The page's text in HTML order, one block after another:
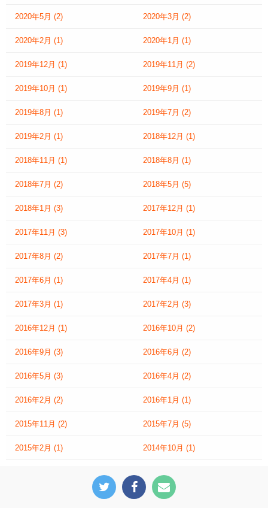
2020年5月 (2) 2020年3月 (2)
2020年2月 (1) 2020年1月 (1)
2019年12月 (1) 2019年11月 (2)
2019年10月 (1) 2019年9月 (1)
2019年8月 (1) 2019年7月 (2)
2019年2月 (1) 2018年12月 (1)
2018年11月 (1) 2018年8月 (1)
2018年7月 (2) 2018年5月 (5)
2018年1月 (3) 2017年12月 (1)
2017年11月 (3) 2017年10月 (1)
2017年8月 (2) 2017年7月 (1)
2017年6月 (1) 2017年4月 (1)
2017年3月 (1) 2017年2月 (3)
2016年12月 (1) 2016年10月 (2)
2016年9月 (3) 2016年6月 (2)
2016年5月 (3) 2016年4月 (2)
2016年2月 (2) 2016年1月 (1)
2015年11月 (2) 2015年7月 (5)
2015年2月 (1) 2014年10月 (1)
Twitterfacebook
お